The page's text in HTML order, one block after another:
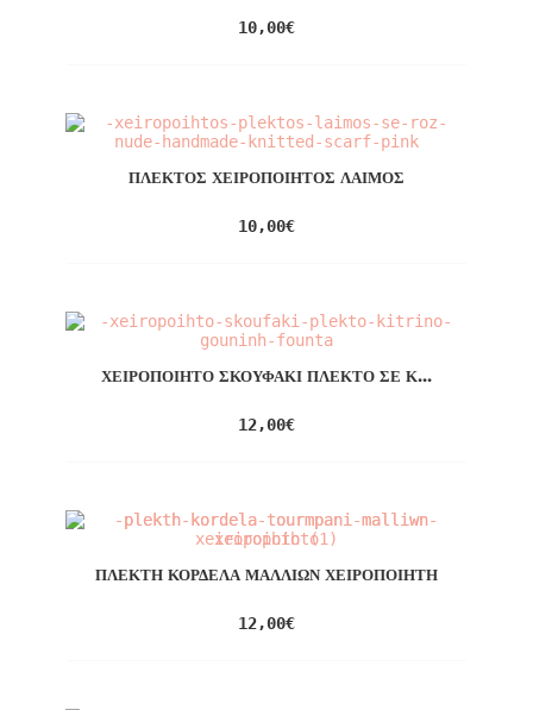
10,00€
ΠΛΕΚΤΌΣ ΧΕΙΡΟΠΟΊΗΤΟΣ ΛΑΙΜΌΣ
10,00€
ΧΕΙΡΟΠΟΊΗΤΟ ΣΚΟΥΦΆΚΙ ΠΛΕΚΤΌ ΣΕ Κ...
12,00€
ΠΛΕΚΤΉ ΚΟΡΔΈΛΑ ΜΑΛΛΙΏΝ ΧΕΙΡΟΠΟΊΗΤΗ
12,00€